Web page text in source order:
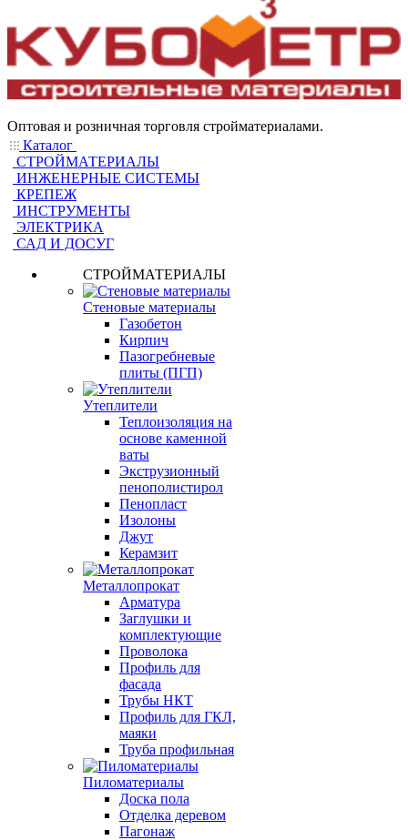
Оптовая и розничная торговля стройматериалами.
Каталог
СТРОЙМАТЕРИАЛЫ
ИНЖЕНЕРНЫЕ СИСТЕМЫ
КРЕПЕЖ
ИНСТРУМЕНТЫ
ЭЛЕКТРИКА
САД И ДОСУГ
СТРОЙМАТЕРИАЛЫ
Стеновые материалы
Газобетон
Кирпич
Пазогребневые
плиты (ПГП)
Утеплители
Теплоизоляция на
основе каменной
ваты
Экструзионный
пенополистирол
Пенопласт
Изолоны
Джут
Керамзит
Металлопрокат
Арматура
Заглушки и
комплектующие
Проволока
Профиль для
фасада
Трубы НКТ
Профиль для ГКЛ,
маяки
Труба профильная
Пиломатериалы
Доска пола
Отделка деревом
Пагонаж